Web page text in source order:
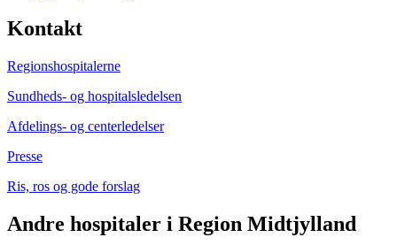
Kontakt
Regionshospitalerne
Sundheds- og hospitalsledelsen
Afdelings- og centerledelser
Presse
Ris, ros og gode forslag
Andre hospitaler i Region Midtjylland